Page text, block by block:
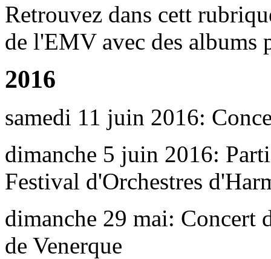
Retrouvez dans cett
de l'EMV avec des albums
2016
samedi 11 juin 2016:
dimanche 5 juin 2016:
Festival d'Orchestres
dimanche 29 mai: Concert
de Venerque